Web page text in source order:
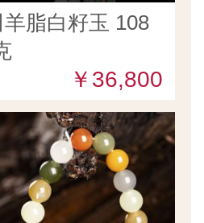
脂白籽玉 108
￥36,800